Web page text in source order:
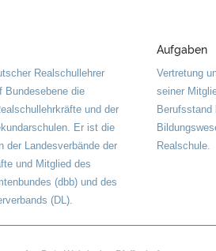
Realschullehrer
Bundesebene die
und der
Er ist die
der Landesverbände der
und Mitglied des
(dbb) und des
(DL).
Aufgaben
Vertretung
seiner
Berufsstand
Realschule.